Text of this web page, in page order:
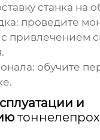
станка на
проведите
с привлечением
.
обучите
и